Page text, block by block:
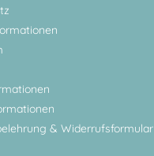
& Widerrufsformular